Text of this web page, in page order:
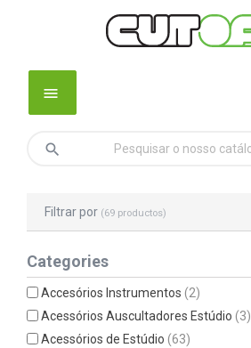
menu
search
Filtrar por (69 productos)
Categories
Accesórios Instrumentos(2)
Acessórios Auscultadores Estúdio(3)
Acessórios de Estúdio(63)